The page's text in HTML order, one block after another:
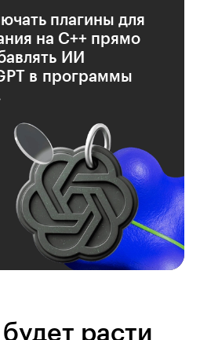
плагины для
на C++ прямо
ИИ
в программы
расти